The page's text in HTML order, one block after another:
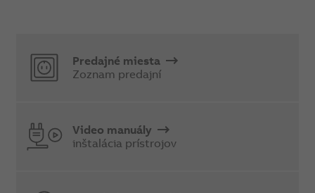
Predajné miesta
Zoznam predajní
Video manuály
inštalácia prístrojov